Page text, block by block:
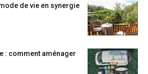
de vie en synergie
: comment aménager